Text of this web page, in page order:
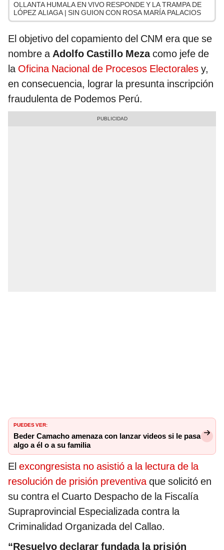
OLLANTA HUMALA EN VIVO RESPONDE Y LA TRAMPA DE
LÓPEZ ALIAGA | SIN GUION CON ROSA MARÍA PALACIOS
El objetivo del copamiento del CNM era que se
nombre aAdolfo Castillo Mezacomo jefe de
la Oficina Nacional de Procesos Electorales y,
en consecuencia, lograr la presunta inscripción
fraudulenta de Podemos Perú.
PUEDES VER:
Beder Camacho amenaza con lanzar videos si le pasa
algo a él o a su familia
El excongresista no asistió a la lectura de la
resolución de prisión preventivaque solicitó en
su contra el Cuarto Despacho de la Fiscalía
Supraprovincial Especializada contra la
Criminalidad Organizada del Callao.
“Resuelvo declarar fundada la prisión